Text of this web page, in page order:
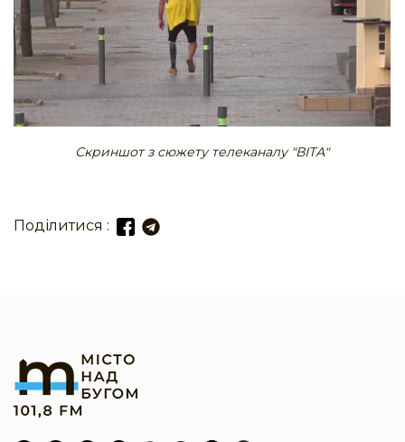
Скриншот з сюжету телеканалу "ВІТА"
Поділитися :